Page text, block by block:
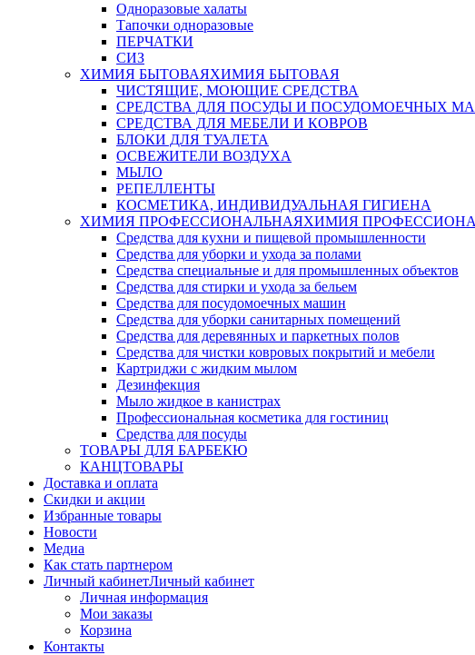
Одноразовые халаты
Тапочки одноразовые
ПЕРЧАТКИ
СИЗ
ХИМИЯ БЫТОВАЯХИМИЯ БЫТОВАЯ
ЧИСТЯЩИЕ, МОЮЩИЕ СРЕДСТВА
СРЕДСТВА ДЛЯ ПОСУДЫ И ПОСУДОМОЕЧНЫХ
СРЕДСТВА ДЛЯ МЕБЕЛИ И КОВРОВ
БЛОКИ ДЛЯ ТУАЛЕТА
ОСВЕЖИТЕЛИ ВОЗДУХА
МЫЛО
РЕПЕЛЛЕНТЫ
КОСМЕТИКА, ИНДИВИДУАЛЬНАЯ ГИГИЕНА
ХИМИЯ ПРОФЕССИОНАЛЬНАЯХИМИЯ
Средства для кухни и пищевой промышленности
Средства для уборки и ухода за полами
Средства специальные и для промышленных объектов
Средства для стирки и ухода за бельем
Средства для посудомоечных машин
Средства для уборки санитарных помещений
Средства для деревянных и паркетных полов
Средства для чистки ковровых покрытий и мебели
Картриджи с жидким мылом
Дезинфекция
Мыло жидкое в канистрах
Профессиональная косметика для гостиниц
Средства для посуды
ТОВАРЫ ДЛЯ БАРБЕКЮ
КАНЦТОВАРЫ
Доставка и оплата
Скидки и акции
Избранные товары
Новости
Медиа
Как стать партнером
Личный кабинетЛичный кабинет
Личная информация
Мои заказы
Корзина
Контакты